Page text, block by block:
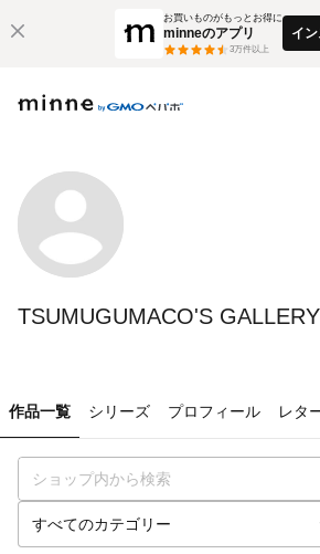
お買いものがもっとお得に
minneのアプリ
3万件以上
イ
TSUMUGUMACO'S GALLERY
作品一覧 シリーズ プロフィール レタ